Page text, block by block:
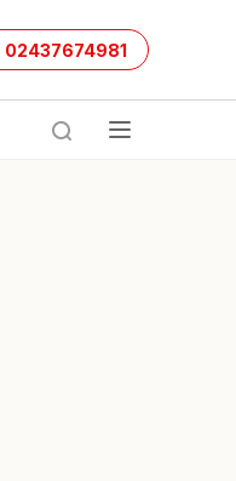
02437674981